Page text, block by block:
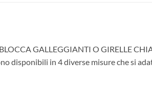
GALLEGGIANTI O GIRELLE
disponibili in 4 diverse misure che si